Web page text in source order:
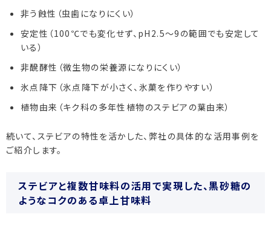
非う蝕性（虫歯になりにくい）
安定性（100℃でも変化せず、pH2.5～9の範囲でも安定して
いる）
非醗酵性（微生物の栄養源になりにくい）
氷点降下（氷点降下が小さく、氷菓を作りやすい）
植物由来（キク科の多年性植物のステビアの葉由来）
続いて、ステビアの特性を活かした、弊社の具体的な活用事例を
ご紹介します。
ステビアと複数甘味料の活用で実現した、黒砂糖の
ようなコクのある卓上甘味料